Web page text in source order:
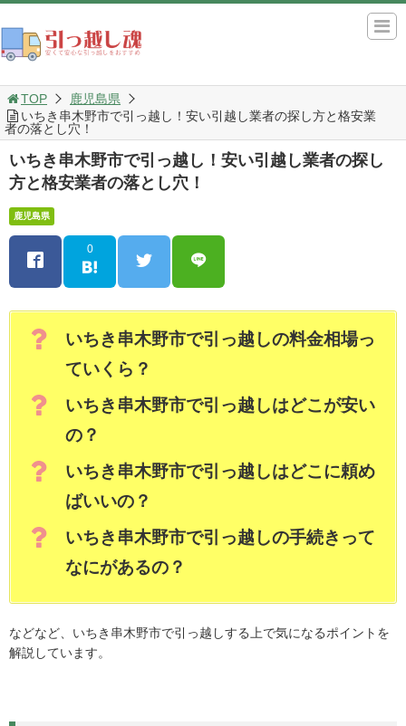
TOP
鹿児島県
いちき串木野市で引っ越し！安い引越し業者の探し方と格安業
者の落とし穴！
いちき串木野市で引っ越し！安い引越し業者の探し
方と格安業者の落とし穴！
鹿児島県
0
いちき串木野市で引っ越しの料金相場っ
ていくら？
いちき串木野市で引っ越しはどこが安い
の？
いちき串木野市で引っ越しはどこに頼め
ばいいの？
いちき串木野市で引っ越しの手続きって
なにがあるの？
などなど、いちき串木野市で引っ越しする上で気になるポイントを
解説しています。